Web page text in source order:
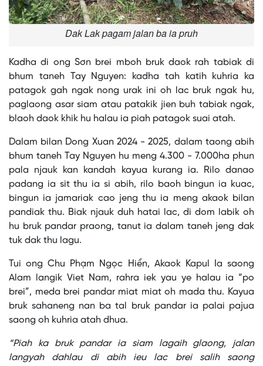
Dak Lak pagam jalan ba ia pruh
Kadha di ong Sơn brei mboh bruk daok rah tabiak di
bhum taneh Tay Nguyen: kadha tah katih kuhria ka
patagok gah ngak nong urak ini oh lac bruk ngak hu,
paglaong asar siam atau patakik jien buh tabiak ngak,
blaoh daok khik hu halau ia piah patagok suai atah.
Dalam bilan Dong Xuan 2024 - 2025, dalam taong abih
bhum taneh Tay Nguyen hu meng 4.300 - 7.000ha phun
pala njauk kan kandah kayua kurang ia. Rilo danao
padang ia sit thu ia si abih, rilo baoh bingun ia kuac,
bingun ia jamariak cao jeng thu ia meng akaok bilan
pandiak thu. Biak njauk duh hatai lac, di dom labik oh
hu bruk pandar praong, tanut ia dalam taneh jeng dak
tuk dak thu lagu.
Tui ong Chu Phạm Ngọc Hiển, Akaok Kapul Ia saong
Alam langik Viet Nam, rahra iek yau ye halau ia “po
brei”, meda brei pandar miat miat oh mada thu. Kayua
bruk sahaneng nan ba tal bruk pandar ia palai pajua
saong oh kuhria atah dhua.
“Piah ka bruk pandar ia siam lagaih glaong, jalan
langyah dahlau di abih ieu lac brei salih saong